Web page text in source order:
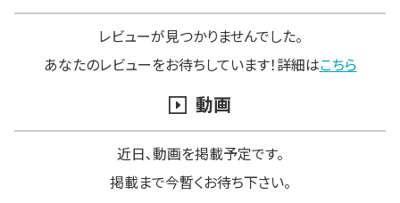
レビューが見つかりませんでした。
あなたのレビューをお待ちしています！詳細はこちら
動画
近日､動画を掲載予定です。
掲載まで今暫くお待ち下さい。